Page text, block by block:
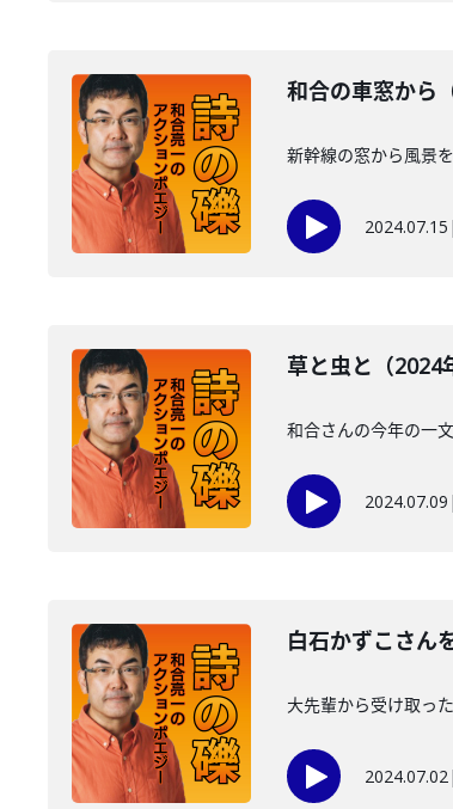
和合の車窓から
新幹線の窓から風景
2024.07.15 |
草と虫と（2024
和合さんの今年の一
2024.07.09 |
白石かずこさん
大先輩から受け取っ
2024.07.02|